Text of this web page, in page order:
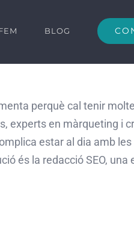
BLOG
perquè cal tenir
en màrqueting i
estar al dia amb
és la redaccióSEO, una